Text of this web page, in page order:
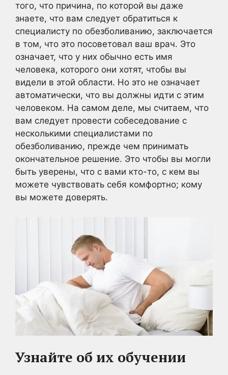
того, что причина, по которой вы даже
знаете, что вам следует обратиться к
специалисту по обезболиванию, заключается
в том, что это посоветовал ваш врач. Это
означает, что у них обычно есть имя
человека, которого они хотят, чтобы вы
видели в этой области. Но это не означает
автоматически, что вы должны идти с этим
человеком. На самом деле, мы считаем, что
вам следует провести собеседование с
несколькими специалистами по
обезболиванию, прежде чем принимать
окончательное решение. Это чтобы вы могли
быть уверены, что с вами кто-то, с кем вы
можете чувствовать себя комфортно; кому
вы можете доверять.
Узнайте об их обучении